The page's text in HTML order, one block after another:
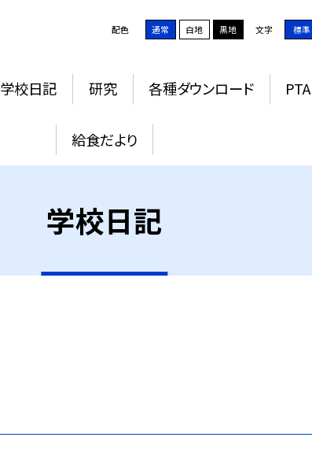
配色 通常 白地 黒地 文字 標準
学校日記 研究 各種ダウンロード PTA
給食だより
学校日記